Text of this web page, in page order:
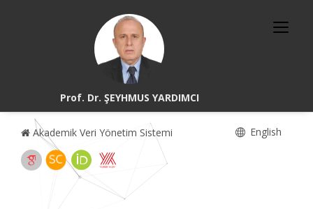
Prof. Dr. ŞEYHMUS YARDIMCI
Akademik Veri Yönetim Sistemi English